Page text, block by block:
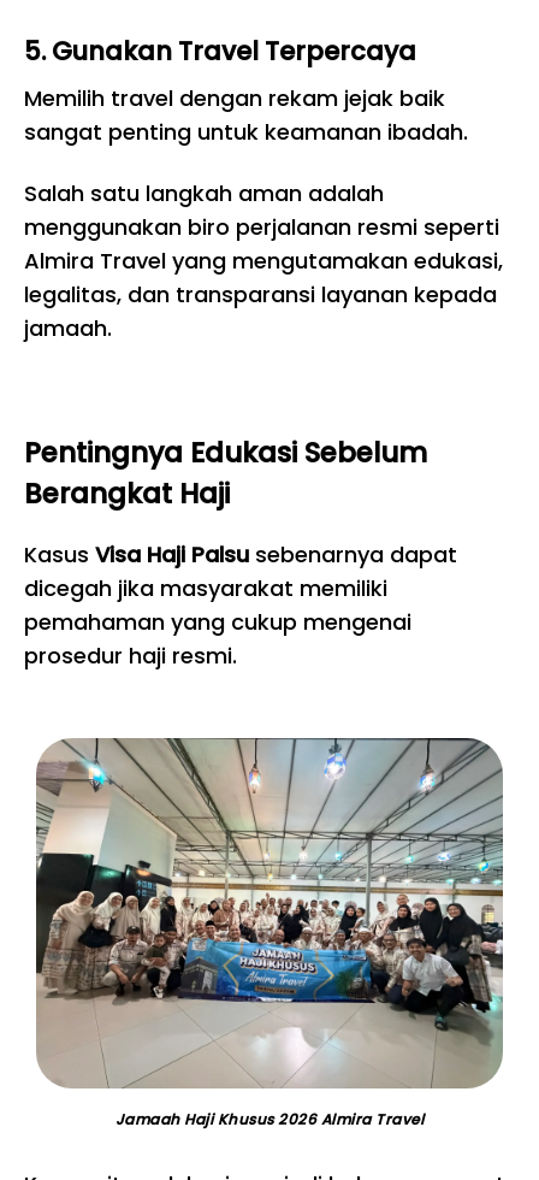
5. Gunakan Travel Terpercaya
Memilih travel dengan rekam jejak baik
sangat penting untuk keamanan ibadah.
Salah satu langkah aman adalah
menggunakan biro perjalanan resmi seperti
Almira Travel yang mengutamakan edukasi,
legalitas, dan transparansi layanan kepada
jamaah.
Pentingnya Edukasi Sebelum
Berangkat Haji
Kasus Visa Haji Palsu sebenarnya dapat
dicegah jika masyarakat memiliki
pemahaman yang cukup mengenai
prosedur haji resmi.
Jamaah Haji Khusus 2026 Almira Travel